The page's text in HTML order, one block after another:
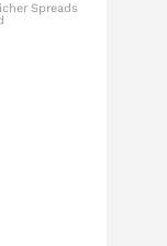
Spreads